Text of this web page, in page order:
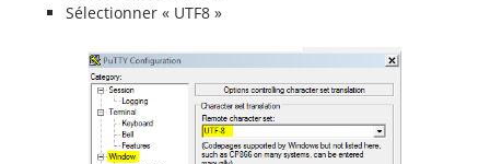
Sélectionner « UTF8 »